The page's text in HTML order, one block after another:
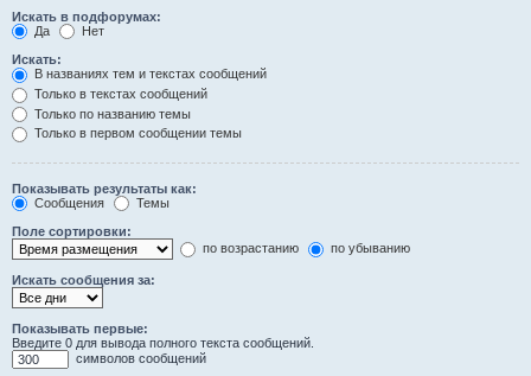
Искать в подфорумах:
Да
Нет
Искать:
В названиях тем и текстах сообщений
Только в текстах сообщений
Только по названию темы
Только в первом сообщении темы
Показывать результаты как:
Сообщения
Темы
Поле сортировки:
по возрастанию
по убыванию
Искать сообщения за:
Показывать первые:
Введите 0 для вывода полного текста сообщений.
символов сообщений